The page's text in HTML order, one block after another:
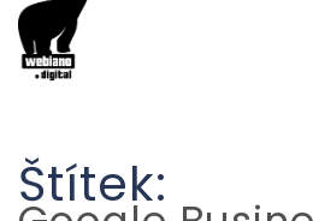
Štítek: